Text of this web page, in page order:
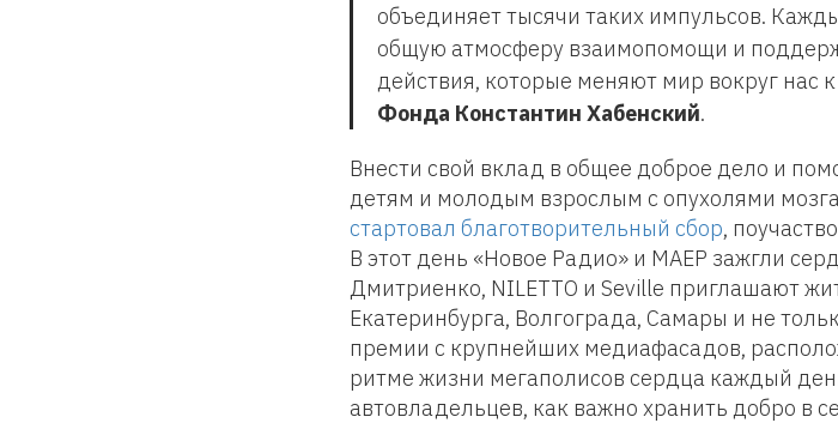
объединяет тысячи таких импульсов.
общую атмосферу взаимопомощи и
действия, которые меняют мир вокруг нас
Фонда Константин Хабенский.
Внести свой вклад в общее доброе дело и
детям и молодым взрослым с опухолями
стартовал благотворительный сбор,
В этот день «Новое Радио» и МАЕР зажгли
Дмитриенко, NILETTO и Seville приглашают
Екатеринбурга, Волгограда, Самары и не
премии с крупнейших медиафасадов,
ритме жизни мегаполисов сердца каждый
автовладельцев, как важно хранить добро в